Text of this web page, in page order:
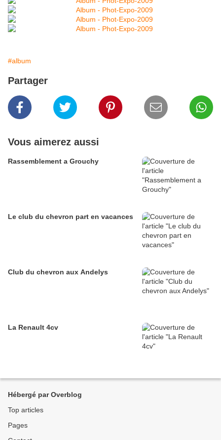
#album
Partager
Vous aimerez aussi
Rassemblement a Grouchy
Le club du chevron part en vacances
Club du chevron aux Andelys
La Renault 4cv
Hébergé par Overblog
Top articles
Pages